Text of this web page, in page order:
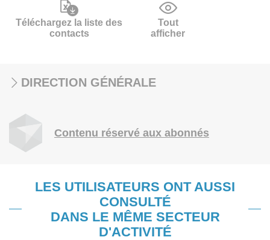
Téléchargez la liste des
contacts
Tout
afficher
DIRECTION GÉNÉRALE
Contenu réservé aux abonnés
LES UTILISATEURS ONT AUSSI
CONSULTÉ
DANS LE MÊME SECTEUR
D'ACTIVITÉ